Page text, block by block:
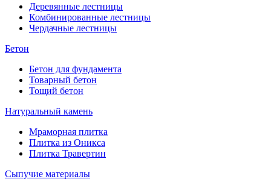
Деревянные лестницы
Комбинированные лестницы
Чердачные лестницы
Бетон
Бетон для фундамента
Товарный бетон
Тощий бетон
Натуральный камень
Мраморная плитка
Плитка из Оникса
Плитка Травертин
Сыпучие материалы